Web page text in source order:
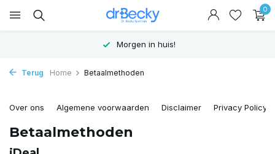
0
Morgen in huis!
Terug Home Betaalmethoden
Over ons Algemene voorwaarden Disclaimer Privacy Policy
Betaalmethoden